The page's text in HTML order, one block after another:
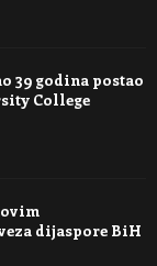
39 godina postao
College
dijaspore BiH